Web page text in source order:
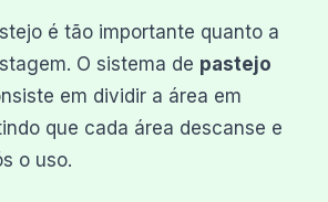
é tão importante quanto a
O sistema de pastejo
em dividir a área em
que cada área descanse e
o uso.